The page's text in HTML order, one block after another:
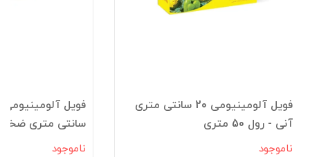
فویل آلومینیومی 20 سانتی متری
آنی - رول 50 متری
ناموجود
سانتی متری ضخیم 3 متری
ناموجود